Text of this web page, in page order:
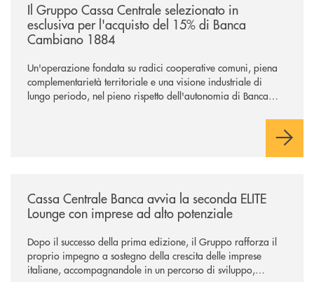
Il Gruppo Cassa Centrale selezionato in
esclusiva per l'acquisto del 15% di Banca
Cambiano 1884
Un'operazione fondata su radici cooperative comuni, piena
complementarietà territoriale e una visione industriale di
lungo periodo, nel pieno rispetto dell'autonomia di Banca
negoziazione esclusiva per la finalizzazione dell’operazione.
Cassa Centrale Banca avvia la seconda ELITE
Lounge con imprese ad alto potenziale
Dopo il successo della prima edizione, il Gruppo rafforza il
proprio impegno a sostegno della crescita delle imprese
italiane, accompagnandole in un percorso di sviluppo,